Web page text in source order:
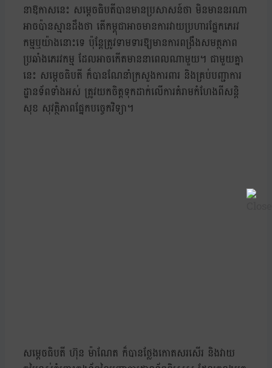
នាឱកាសនេះ សម្តេចធិបតីបានមានប្រសាសន៍ថា មិនមាននរណា
អាចប៉ានស្មានដឹងថា តើកម្ពុជាអាចមានការវាយប្រហារផ្នែកភេរវ
កម្មឬយ៉ាងនោះទេ ប៉ុន្តែត្រូវទាមទារឱ្យមានការពង្រឹងសមត្ថភាព
ប្រឆាំងភេរវកម្ម ដែលអាចកើតមាននាពេលណាមួយ។ ជាមួយគ្នា
នេះ សម្ដេចធិបតី ក៏បានណែនាំក្រសួងការពារ និងគ្រប់បញ្ជាការ
ដ្ឋានទ័ពទាំងអស់ ត្រូវយកចិត្តទុកដាក់លើការគំរាមកំហែងពីសន្តិ
សុខ សុវត្ថិភាពផ្នែកបច្ចេកវិទ្យា។
សម្តេចធិបតី ហ៊ុន ម៉ាណែត ក៏បានថ្លែងកោតសរសើរ និងវាយ